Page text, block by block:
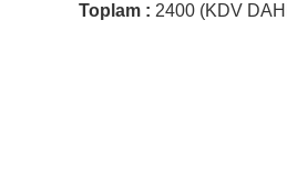
Toplam : 2400 (KDV